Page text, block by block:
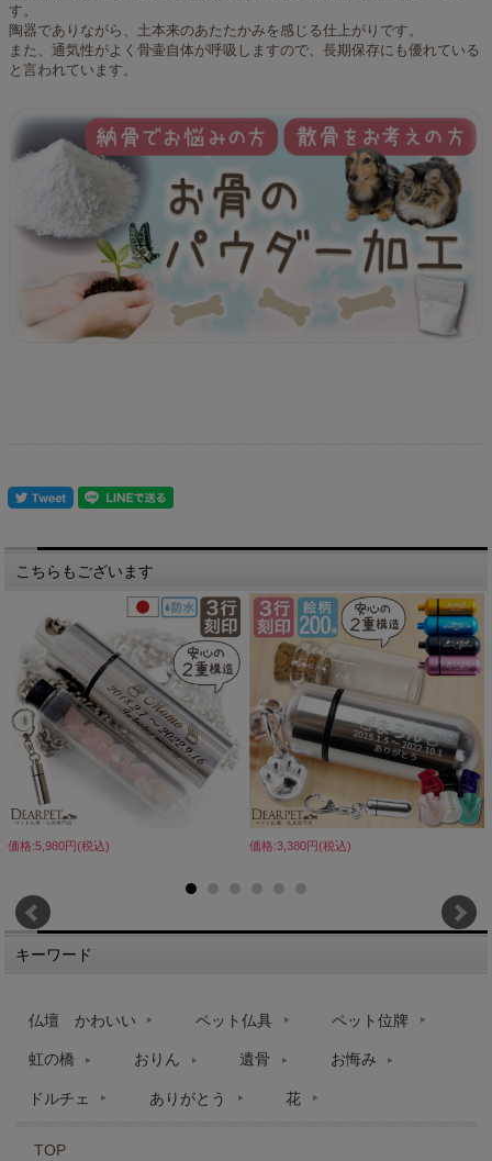
す。
陶器でありながら、土本来のあたたかみを感じる仕上がりです。
また、通気性がよく骨壷自体が呼吸しますので、長期保存にも優れている
と言われています。
こちらもございます
価格:5,980円(税込) 価格:3,380円(税込)
キーワード
仏壇 かわいい ペット仏具 ペット位牌
虹の橋 おりん 遺骨 お悔み
ドルチェ ありがとう 花
TOP